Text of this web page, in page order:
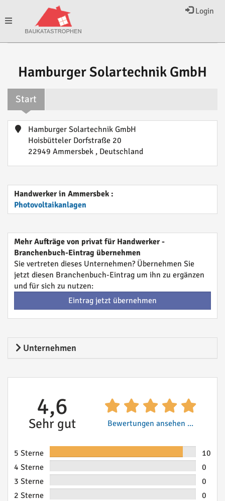
Login
Toggle
Hamburger Solartechnik GmbH
Start
Hamburger Solartechnik GmbH
Hoisbütteler Dorfstraße 20
22949 Ammersbek , Deutschland
Handwerker in Ammersbek :
Photovoltaikanlagen
Mehr Aufträge von privat für Handwerker -
Branchenbuch-Eintrag übernehmen
Sie vertreten dieses Unternehmen? Übernehmen Sie
jetzt diesen Branchenbuch-Eintrag um ihn zu ergänzen
und für sich zu nutzen:
Eintrag jetzt übernehmen
Unternehmen
4,6
Sehr gut Bewertungen ansehen ...
5 Sterne
10
4 Sterne
0
3 Sterne
0
2 Sterne
0